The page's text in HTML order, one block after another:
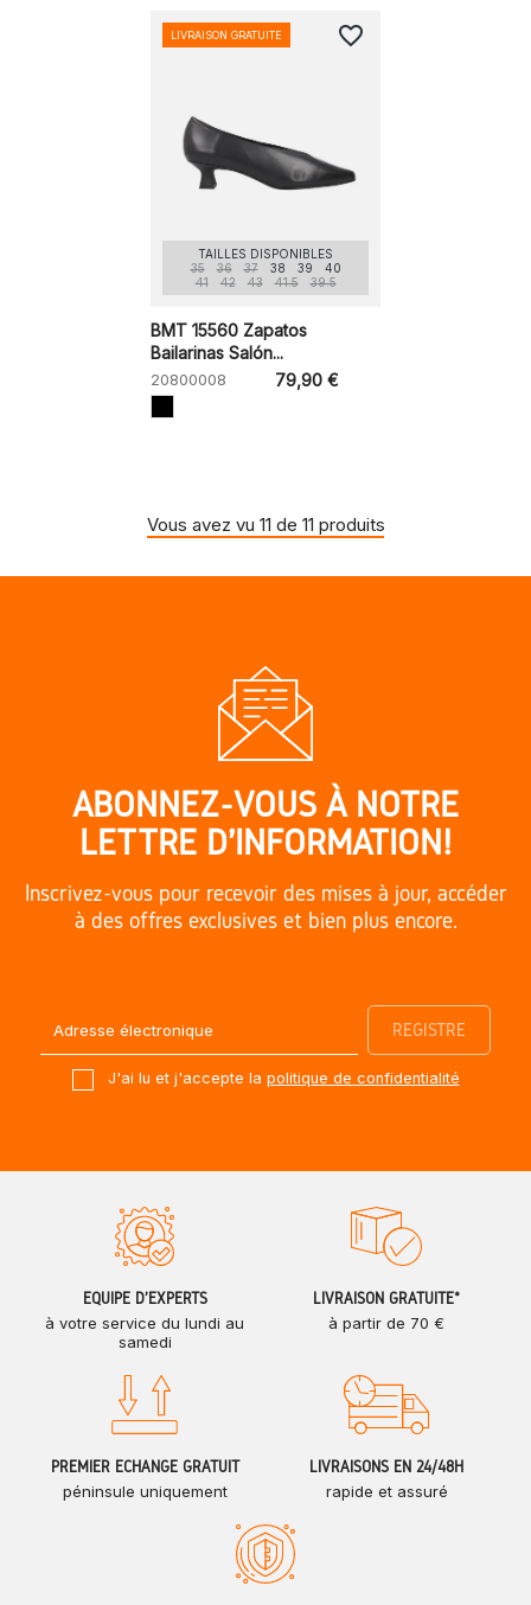
TAILLES DISPONIBLES
35
36 37 38 39
40
41
42 43 41.5 39.5
BMT 15560 Zapatos
Bailarinas Salón...
20800008 79,90 €
LIVRAISON GRATUITE favorite_border
Vous avez vu 11 de 11 produits
ABONNEZ-VOUS À NOTRE
LETTRE D'INFORMATION!
Inscrivez-vous pour recevoir des mises à jour, accéder
à des offres exclusives et bien plus encore.
J'ai lu et j'accepte la politique de confidentialité
ÉQUIPE D'EXPERTS
à votre service du lundi au
samedi
LIVRAISON GRATUITE*
à partir de 70 €
PREMIER ÉCHANGE GRATUIT
péninsule uniquement
LIVRAISONS EN 24/48H
rapide et assuré